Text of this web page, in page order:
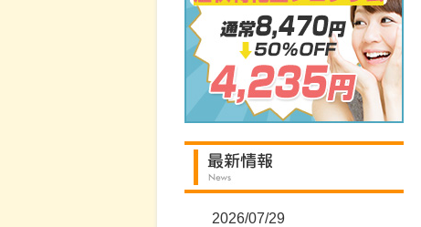
2026/07/29